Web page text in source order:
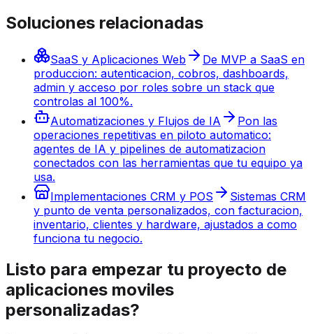
Soluciones relacionadas
SaaS y Aplicaciones Web
De MVP a SaaS en
produccion: autenticacion, cobros, dashboards,
admin y acceso por roles sobre un stack que
controlas al 100%.
Automatizaciones y Flujos de IA
Pon las
operaciones repetitivas en piloto automatico:
agentes de IA y pipelines de automatizacion
conectados con las herramientas que tu equipo ya
usa.
Implementaciones CRM y POS
Sistemas CRM
y punto de venta personalizados, con facturacion,
inventario, clientes y hardware, ajustados a como
funciona tu negocio.
Listo para empezar tu proyecto de
aplicaciones moviles
personalizadas?